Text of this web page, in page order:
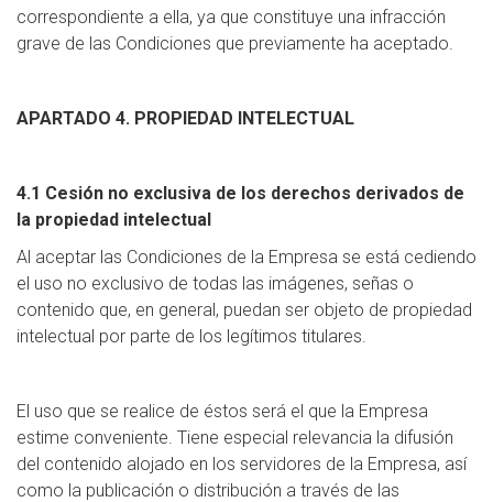
correspondiente a ella, ya que constituye una infracción
grave de las Condiciones que previamente ha aceptado.
APARTADO 4. PROPIEDAD INTELECTUAL
4.1 Cesión no exclusiva de los derechos derivados de
la propiedad intelectual
Al aceptar las Condiciones de la Empresa se está cediendo
el uso no exclusivo de todas las imágenes, señas o
contenido que, en general, puedan ser objeto de propiedad
intelectual por parte de los legítimos titulares.
El uso que se realice de éstos será el que la Empresa
estime conveniente. Tiene especial relevancia la difusión
del contenido alojado en los servidores de la Empresa, así
como la publicación o distribución a través de las